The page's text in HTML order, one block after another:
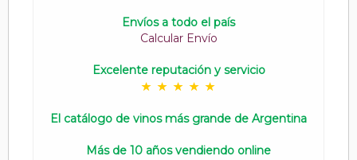
Envíos a todo el país
Calcular Envío
Excelente reputación y servicio
El catálogo de vinos más grande de Argentina
Más de 10 años vendiendo online